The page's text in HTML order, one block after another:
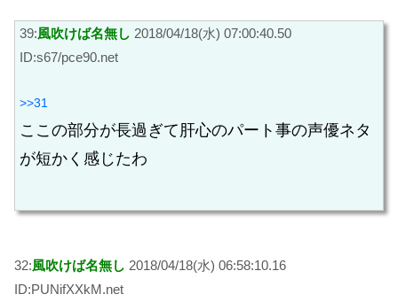
39:風吹けば名無し 2018/04/18(水) 07:00:40.50
ID:s67/pce90.net
>>31
ここの部分が長過ぎて肝心のパート事の声優ネタ
が短かく感じたわ
32:風吹けば名無し 2018/04/18(水) 06:58:10.16
ID:PUNifXXkM.net